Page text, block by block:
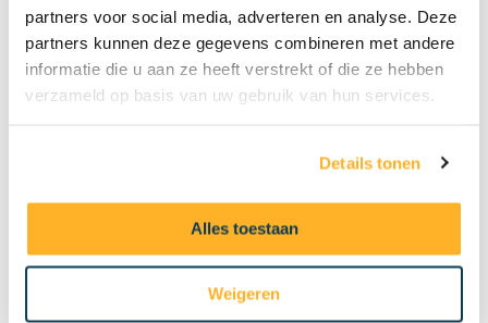
partners voor social media, adverteren en analyse. Deze
partners kunnen deze gegevens combineren met andere
informatie die u aan ze heeft verstrekt of die ze hebben
verzameld op basis van uw gebruik van hun services.
Details tonen
Alles toestaan
Weigeren
4
Welke oplossing
geeft meer daglicht
en extra ruimte?
platdakvenster
waterdicht
aangesloten op het
dakmembraan?